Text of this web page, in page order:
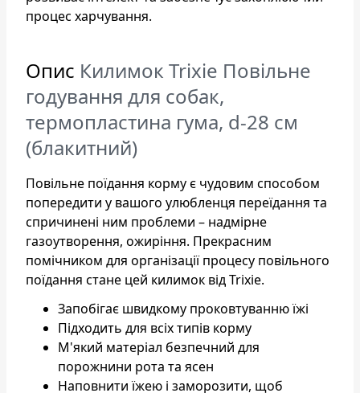
процес харчування.
Опис Килимок Trixie Повільне
годування для собак,
термопластина гума, d-28 см
(блакитний)
Повільне поїдання корму є чудовим способом
попередити у вашого улюбленця переїдання та
спричинені ним проблеми – надмірне
газоутворення, ожиріння. Прекрасним
помічником для організації процесу повільного
поїдання стане цей килимок від Trixie.
Запобігає швидкому проковтуванню їжі
Підходить для всіх типів корму
М'який матеріал безпечний для
порожнини рота та ясен
Наповнити їжею і заморозити, щоб